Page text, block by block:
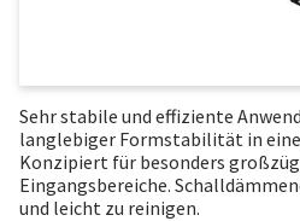
Sehr stabile und effiziente
langlebiger Formstabilität in
Konzipiert für besonders
Eingangsbereiche.
und leicht zu reinigen.